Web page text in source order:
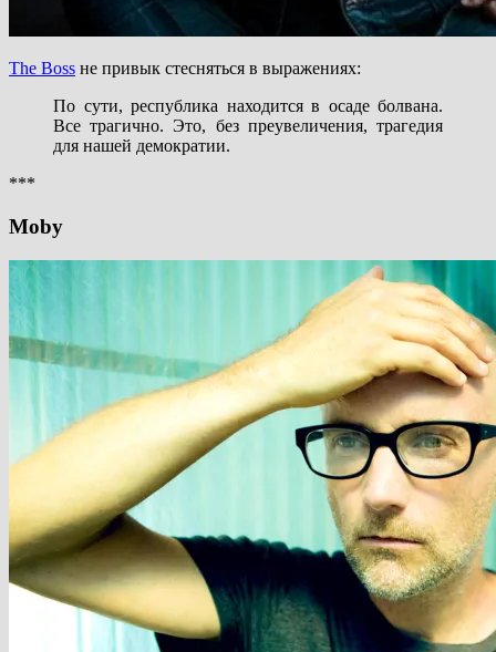
The Boss не привык стесняться в выражениях:
По сути, республика находится в осаде болвана.
Все трагично. Это, без преувеличения, трагедия
для нашей демократии.
***
Moby